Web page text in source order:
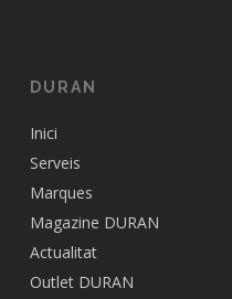
DURAN
Inici
Serveis
Marques
Magazine DURAN
Actualitat
Outlet DURAN